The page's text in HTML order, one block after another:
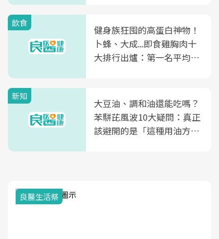
飲食
健身族狂囤的高蛋白神物！
卜蜂、大成...即食雞胸肉十
大排行出爐：第一名平均一
新知
大豆油、調和油還能吃嗎？
苯駢芘風波10大疑問：真正
該避開的是「這種用油方
良醫生活祭